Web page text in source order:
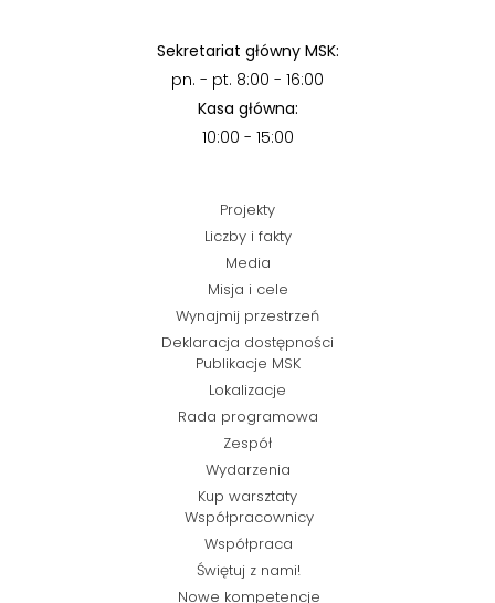
Sekretariat główny MSK:
pn. - pt. 8:00 - 16:00
Kasa główna:
10:00 - 15:00
Projekty
Liczby i fakty
Media
Misja i cele
Wynajmij przestrzeń
Deklaracja dostępności
Publikacje MSK
Lokalizacje
Rada programowa
Zespół
Wydarzenia
Kup warsztaty
Współpracownicy
Współpraca
Świętuj z nami!
Nowe kompetencje